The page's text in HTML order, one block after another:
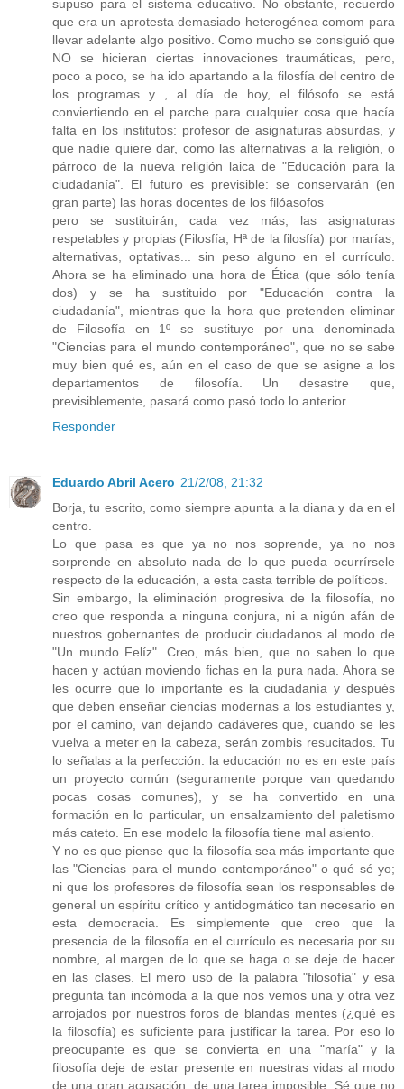
supuso para el sistema educativo. No obstante, recuerdo
que era un aprotesta demasiado heterogénea comom para
llevar adelante algo positivo. Como mucho se consiguió que
NO se hicieran ciertas innovaciones traumáticas, pero,
poco a poco, se ha ido apartando a la filosfía del centro de
los programas y , al día de hoy, el filósofo se está
conviertiendo en el parche para cualquier cosa que hacía
falta en los institutos: profesor de asignaturas absurdas, y
que nadie quiere dar, como las alternativas a la religión, o
párroco de la nueva religión laica de "Educación para la
ciudadanía". El futuro es previsible: se conservarán (en
gran parte) las horas docentes de los filóasofos
pero se sustituirán, cada vez más, las asignaturas
respetables y propias (Filosfía, Hª de la filosfía) por marías,
alternativas, optativas... sin peso alguno en el currículo.
Ahora se ha eliminado una hora de Ética (que sólo tenía
dos) y se ha sustituido por "Educación contra la
ciudadanía", mientras que la hora que pretenden eliminar
de Filosofía en 1º se sustituye por una denominada
"Ciencias para el mundo contemporáneo", que no se sabe
muy bien qué es, aún en el caso de que se asigne a los
departamentos de filosofía. Un desastre que,
previsiblemente, pasará como pasó todo lo anterior.
Responder
Eduardo Abril Acero 21/2/08, 21:32
Borja, tu escrito, como siempre apunta a la diana y da en el
centro.
Lo que pasa es que ya no nos soprende, ya no nos
sorprende en absoluto nada de lo que pueda ocurrírsele
respecto de la educación, a esta casta terrible de políticos.
Sin embargo, la eliminación progresiva de la filosofía, no
creo que responda a ninguna conjura, ni a nigún afán de
nuestros gobernantes de producir ciudadanos al modo de
"Un mundo Felíz". Creo, más bien, que no saben lo que
hacen y actúan moviendo fichas en la pura nada. Ahora se
les ocurre que lo importante es la ciudadanía y después
que deben enseñar ciencias modernas a los estudiantes y,
por el camino, van dejando cadáveres que, cuando se les
vuelva a meter en la cabeza, serán zombis resucitados. Tu
lo señalas a la perfección: la educación no es en este país
un proyecto común (seguramente porque van quedando
pocas cosas comunes), y se ha convertido en una
formación en lo particular, un ensalzamiento del paletismo
más cateto. En ese modelo la filosofía tiene mal asiento.
Y no es que piense que la filosofía sea más importante que
las "Ciencias para el mundo contemporáneo" o qué sé yo;
ni que los profesores de filosofía sean los responsables de
general un espíritu crítico y antidogmático tan necesario en
esta democracia. Es simplemente que creo que la
presencia de la filosofía en el currículo es necesaria por su
nombre, al margen de lo que se haga o se deje de hacer
en las clases. El mero uso de la palabra "filosofía" y esa
pregunta tan incómoda a la que nos vemos una y otra vez
arrojados por nuestros foros de blandas mentes (¿qué es
la filosofía) es suficiente para justificar la tarea. Por eso lo
preocupante es que se convierta en una "maría" y la
filosofía deje de estar presente en nuestras vidas al modo
de una gran acusación, de una tarea imposible. Sé que no